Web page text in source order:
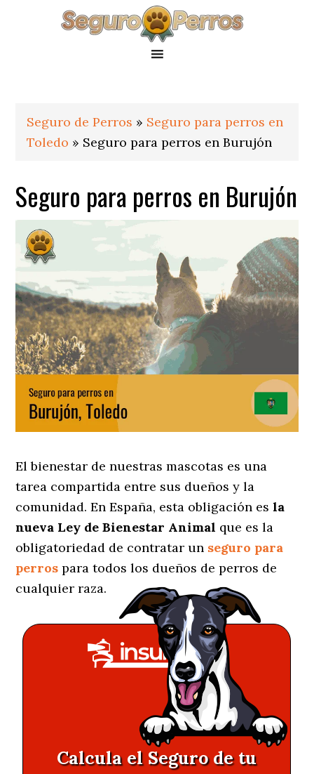
Seguro de Perros » Seguro para perros en
Toledo » Seguro para perros en Burujón
Seguro para perros en Burujón
El bienestar de nuestras mascotas es una
tarea compartida entre sus dueños y la
comunidad. En España, esta obligación esla
nueva Ley de Bienestar Animal que es la
obligatoriedad de contratar un seguro para
perros para todos los dueños de perros de
cualquier raza.
Calcula el Seguro de tu